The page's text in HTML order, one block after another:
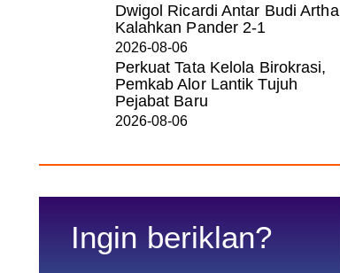
Dwigol Ricardi Antar Budi Artha
Kalahkan Pander 2-1
2026-08-06
Perkuat Tata Kelola Birokrasi,
Pemkab Alor Lantik Tujuh
Pejabat Baru
2026-08-06
Ingin beriklan?